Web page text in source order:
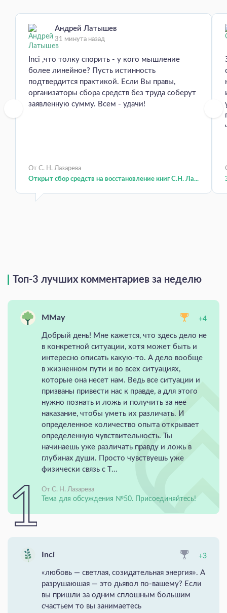
Андрей Латышев
31 минута назад
Inci ,что толку спорить - у кого мышление
более линейное? Пусть истинность
подтвердится практикой. Если Вы правы,
организаторы сбора средств без труда соберут
заявленную сумму. Всем - удачи!
От С. Н. Лазарева
Открыт сбор средств на восстановление книг С.Н. Ла...
Топ-3 лучших комментариев за неделю
MMay +4
Добрый день! Мне кажется, что здесь дело не
в конкретной ситуации, хотя может быть и
интересно описать какую-то. А дело вообще
в жизненном пути и во всех ситуациях,
которые она несет нам. Ведь все ситуации и
призваны привести нас к правде, а для этого
нужно познать и ложь и получить за нее
наказание, чтобы уметь их различать. И
определенное количество опыта открывает
определенную чувствительность. Ты
начинаешь уже различать правду и ложь в
глубинах души. Просто чувствуешь уже
физически связь с Т...
От С. Н. Лазарева
Тема для обсуждения №50. Присоединяйтесь!
Inci +3
«любовь — светлая, созидательная энергия». А
разрушаюшая — это дьявол по-вашему? Если
вы пришли за одним сплошным большим
счастьем то вы занимаетесь